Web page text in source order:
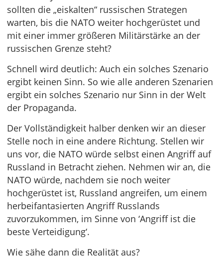
sollten die „eiskalten“ russischen Strategen
warten, bis die NATO weiter hochgerüstet und
mit einer immer größeren Militärstärke an der
russischen Grenze steht?
Schnell wird deutlich: Auch ein solches Szenario
ergibt keinen Sinn. So wie alle anderen Szenarien
ergibt ein solches Szenario nur Sinn in der Welt
der Propaganda.
Der Vollständigkeit halber denken wir an dieser
Stelle noch in eine andere Richtung. Stellen wir
uns vor, die NATO würde selbst einen Angriff auf
Russland in Betracht ziehen. Nehmen wir an, die
NATO würde, nachdem sie noch weiter
hochgerüstet ist, Russland angreifen, um einem
herbeifantasierten Angriff Russlands
zuvorzukommen, im Sinne von ‘Angriff ist die
beste Verteidigung‘.
Wie sähe dann die Realität aus?